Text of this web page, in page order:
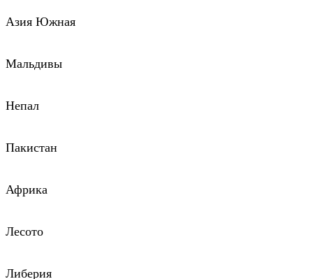
Азия Южная
Мальдивы
Непал
Пакистан
Африка
Лесото
Либерия